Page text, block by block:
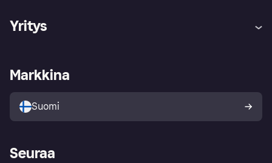
Ohje
Kirjaudu sisään
Tutustu kauppoihin
Ostajan turva
Yritys
Kirjaudu sisään yrityksenä
Markkina
Suomi
Seuraa